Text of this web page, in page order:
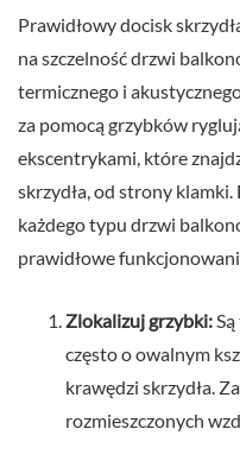
Prawidłowy docisk
na szczelność drzwi
termicznego i
za pomocą grzybków
ekscentrykami, które
skrzydła, od strony
każdego typu drzwi
prawidłowe
Zlokalizuj grzybki:
często o owalnym
krawędzi skrzydła.
rozmieszczonych